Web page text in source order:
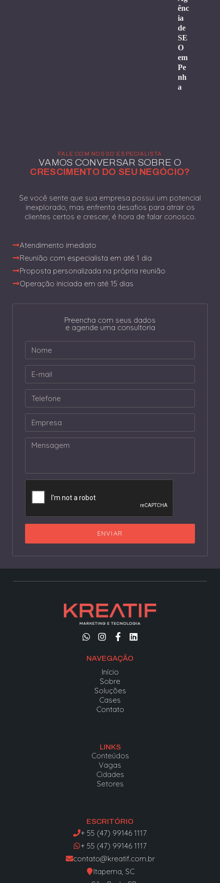
ênc
ia
de
SE
O
em
Pe
nh
a
FALE COM NOSSO ESPECIALISTA
VAMOS CONVERSAR SOBRE O
CRESCIMENTO DO SEU NEGÓCIO?
Se você sente que sua empresa possui um potencial
inexplorado, mas enfrenta desafios para atrair os
clientes certos e crescer, é hora de falar conosco.
Atendimento imediato
Reunião com especialista em até 1 dia
Proposta personalizada na própria reunião
Operação iniciada em até 15 dias
Preencha com seus dados
e agende uma consultoria
ENVIAR
NAVEGAÇÃO
Início
Sobre
Soluções
Cases
Contato
LINKS
Conteúdos
Vagas
Cidades
Setores
ESCRITÓRIO
+ 55 (47) 99146 1117
+ 55 (47) 99146 1117
contato@kreatif.com.br
Itapema, SC